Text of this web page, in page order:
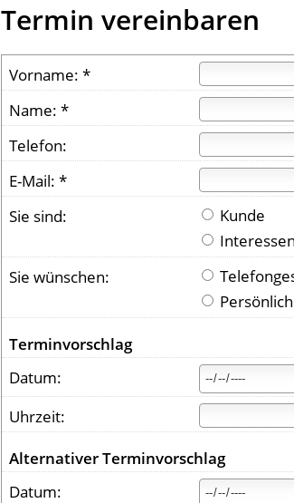
Termin vereinbaren
Vorname: *
Name: *
Telefon:
E-Mail: *
Sie sind:
Kunde
Sie wünschen:
Terminvorschlag
Datum:
Uhrzeit:
Alternativer Terminvorschlag
Datum: